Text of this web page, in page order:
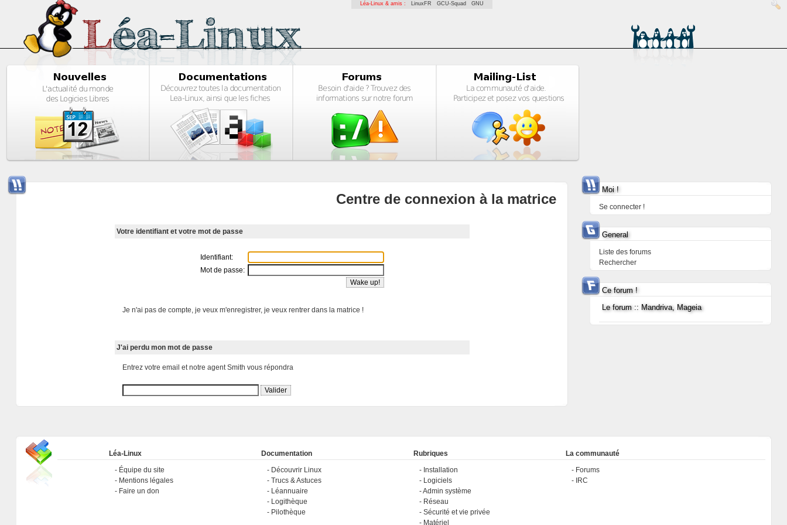
Léa-Linux & amis : LinuxFR GCU-Squad GNU
Centre de connexion à la matrice
Votre identifiant et votre mot de passe
Identifiant:
Mot de passe:
Je n'ai pas de compte, je veux m'enregistrer, je veux rentrer dans la matrice !
J'ai perdu mon mot de passe
Entrez votre email et notre agent Smith vous répondra
Moi !
Se connecter !
General
Liste des forums
Rechercher
Ce forum !
Le forum :: Mandriva, Mageia
Léa-Linux
Équipe du site
Mentions légales
Faire un don
Documentation
Découvrir Linux
Trucs & Astuces
Léannuaire
Logithèque
Pilothèque
Rubriques
Installation
Logiciels
Admin système
Réseau
Sécurité et vie privée
Matériel
La communauté
Forums
IRC